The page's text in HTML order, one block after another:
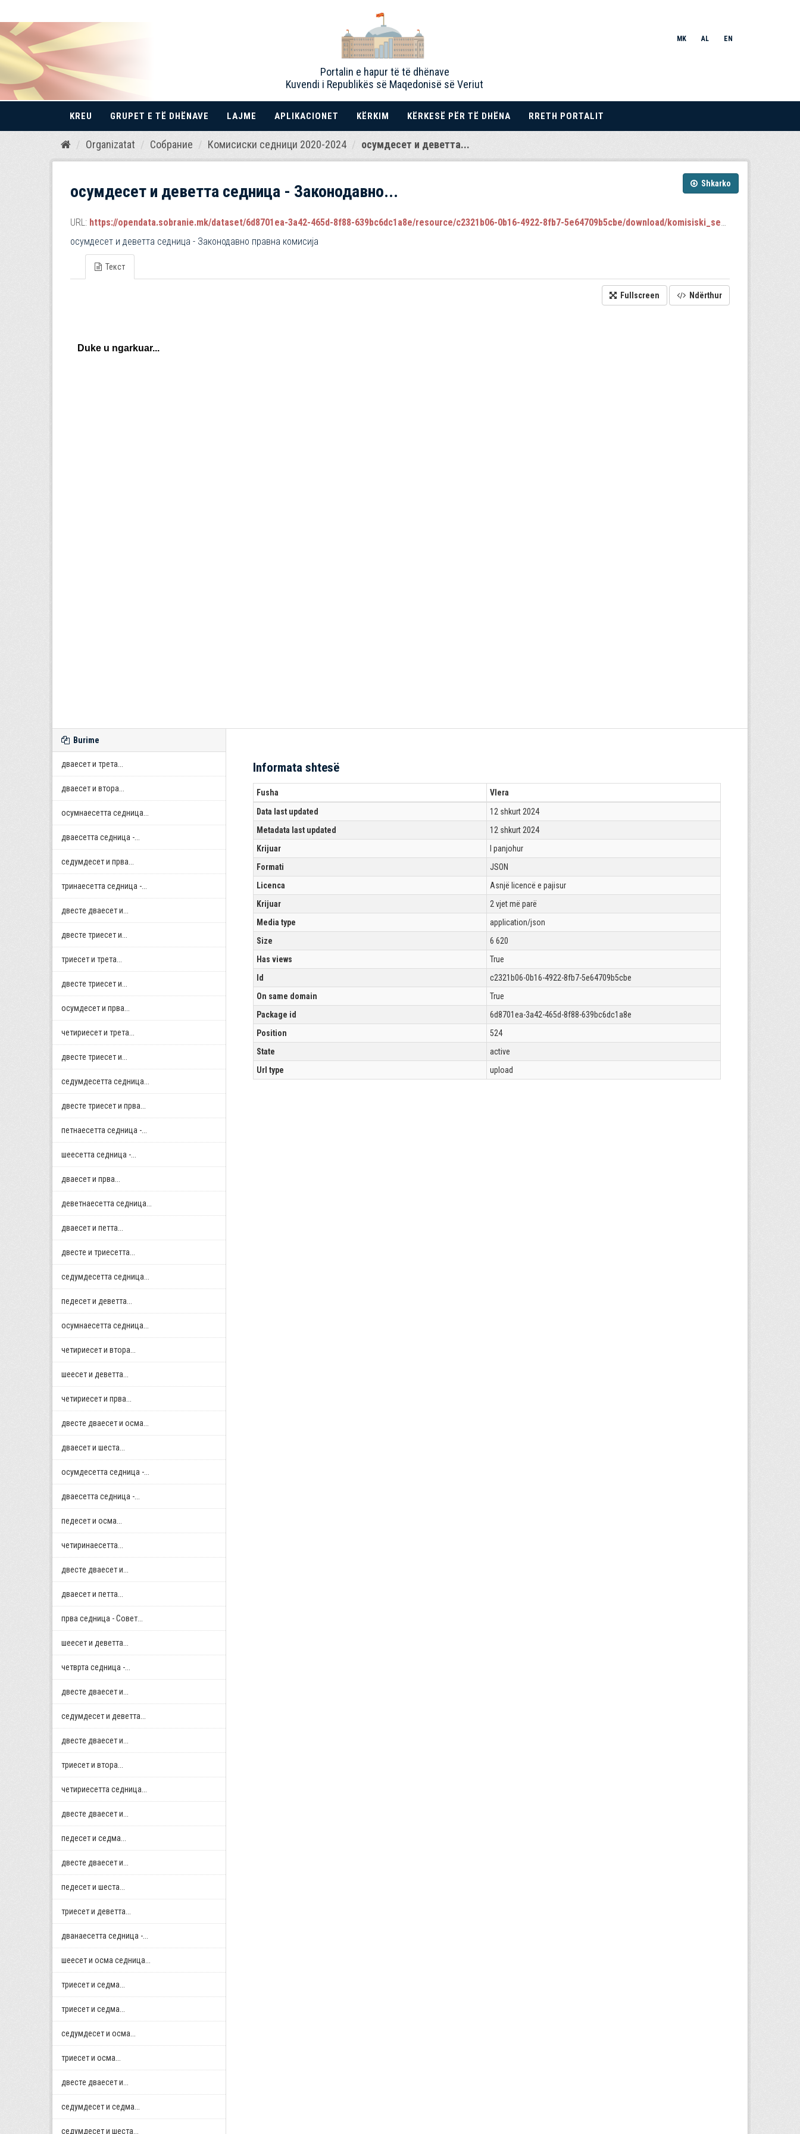
Kalo
Portalin e hapur të të dhënave
Kuvendi i Republikës së Maqedonisë së Veriut
MK AL EN
KREU GRUPET E TË DHËNAVE LAJME APLIKACIONET KËRKIM KËRKESË PËR TË DHËNA RRETH PORTALIT
Organizatat Собрание Комисиски седници 2020-2024 осумдесет и деветта...
Shkarko
осумдесет и деветта седница - Законодавно...
URL: https://opendata.sobranie.mk/dataset/6d8701ea-3a42-465d-8f88-639bc6dc1a8e/resource/c2321b06-0b16-4922-8fb7-5e64709b5cbe/download/komisiski_sednici.json
осумдесет и деветта седница - Законодавно правна комисија
Текст
Fullscreen Ndërthur
Burime
дваесет и трета...
дваесет и втора...
осумнaесетта седница...
дваесетта седница -...
седумдесет и прва...
тринаесетта седница -...
двестe дваесет и...
двестe триесет и...
триесет и трета...
двестe триесет и...
осумдесет и прва...
четириесет и трета...
двестe триесет и...
седумдесетта седница...
двестe триесет и прва...
петнаесетта седница -...
шеесетта седница -...
дваесет и прва...
деветнаесетта седница...
дваесет и петта...
двестe и триесетта...
седумдесетта седница...
педесет и деветта...
осумнaесетта седница...
четириесет и втора...
шеесет и деветта...
четириесет и прва...
двестe дваесет и осма...
дваесет и шеста...
осумдесетта седница -...
дваесетта седница -...
педесет и осма...
четиринаесетта...
двестe дваесет и...
дваесет и петта...
прва седница - Совет...
шеесет и деветта...
четврта седница -...
двестe дваесет и...
седумдесет и деветта...
двестe дваесет и...
триесет и втора...
четириесетта седница...
двестe дваесет и...
педесет и седма...
двестe дваесет и...
педесет и шеста...
триесет и деветта...
дванаесетта седница -...
шеесет и осма седница...
триесет и седма...
триесет и седма...
седумдесет и осма...
триесет и осма...
двестe дваесет и...
седумдесет и седма...
седумдесет и шеста...
Informata shtesë
Fusha
Vlera
Data last updated
12 shkurt 2024
Metadata last updated
12 shkurt 2024
Krijuar
I panjohur
Formati
JSON
Licenca
Asnjë licencë e pajisur
Krijuar
2 vjet më parë
Media type
application/json
Size
6 620
Has views
True
Id
c2321b06-0b16-4922-8fb7-5e64709b5cbe
On same domain
True
Package id
6d8701ea-3a42-465d-8f88-639bc6dc1a8e
Position
524
State
active
Url type
upload